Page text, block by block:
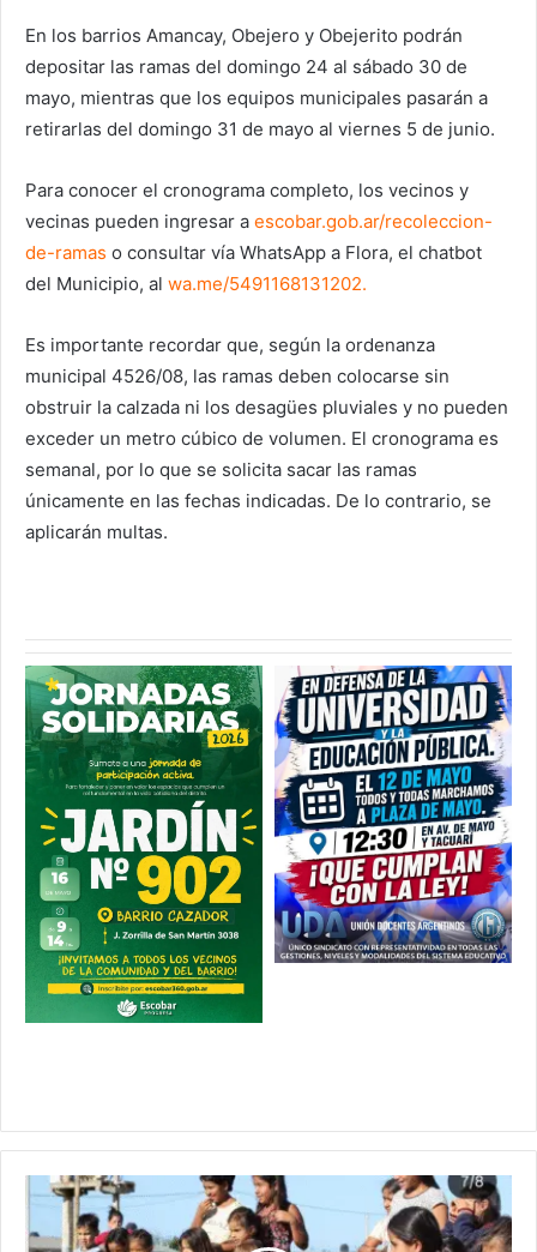
En los barrios Amancay, Obejero y Obejerito podrán
depositar las ramas del domingo 24 al sábado 30 de
mayo, mientras que los equipos municipales pasarán a
retirarlas del domingo 31 de mayo al viernes 5 de junio.
Para conocer el cronograma completo, los vecinos y
vecinas pueden ingresar a escobar.gob.ar/recoleccion-
de-ramas o consultar vía WhatsApp a Flora, el chatbot
del Municipio, al wa.me/5491168131202.
Es importante recordar que, según la ordenanza
municipal 4526/08, las ramas deben colocarse sin
obstruir la calzada ni los desagües pluviales y no pueden
exceder un metro cúbico de volumen. El cronograma es
semanal, por lo que se solicita sacar las ramas
únicamente en las fechas indicadas. De lo contrario, se
aplicarán multas.